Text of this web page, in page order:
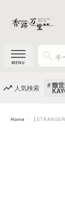
人気検索 馥
Home 【